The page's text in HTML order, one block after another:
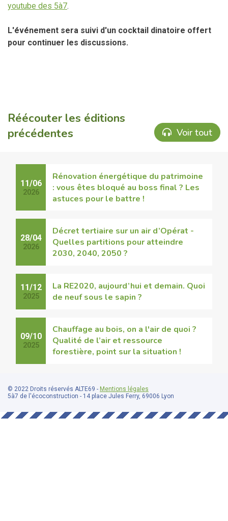
youtube des 5à7.
L'événement sera suivi d'un cocktail dinatoire offert
pour continuer les discussions.
Réécouter les éditions
précédentes
Voir tout
11/06
2026
Rénovation énergétique du patrimoine
: vous êtes bloqué au boss final ? Les
astuces pour le battre !
28/04
2026
Décret tertiaire sur un air d’Opérat -
Quelles partitions pour atteindre
2030, 2040, 2050 ?
11/12
2025
La RE2020, aujourd’hui et demain. Quoi
de neuf sous le sapin ?
09/10
2025
Chauffage au bois, on a l'air de quoi ?
Qualité de l’air et ressource
forestière, point sur la situation !
© 2022 Droits réservés ALTE69 - Mentions légales
5à7 de l'écoconstruction - 14 place Jules Ferry, 69006 Lyon